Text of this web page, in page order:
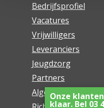
Onze
klaar. Bel 03
Bedrijfsprofiel
Vacatures
Vrijwilligers
Leveranciers
Jeugdzorg
Partners
Algemene